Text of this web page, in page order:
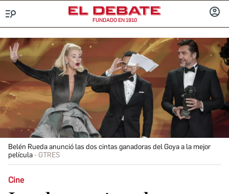
FUNDADO EN 1910
Belén Rueda anunció las dos cintas ganadoras del Goya a la mejor
película
GTRES
Cine